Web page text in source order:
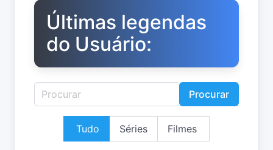
Últimas legendas
do Usuário:
Procurar
Tudo Séries Filmes